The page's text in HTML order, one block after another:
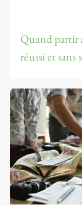
Quand partir
réussi et sans